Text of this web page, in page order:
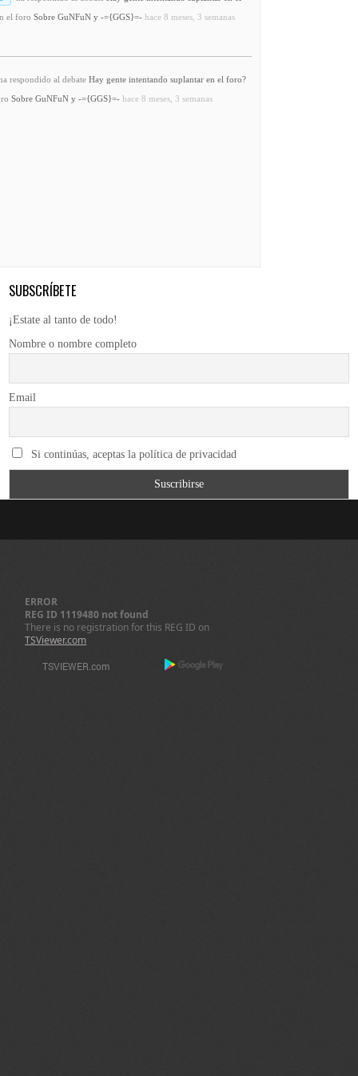
el foro Sobre GuNFuN y -={GGS}=- hace 8 meses, 3 semanas
respondido al debate Hay gente intentando suplantar en el foro?
Sobre GuNFuN y -={GGS}=- hace 8 meses, 3 semanas
SUBSCRÍBETE
¡Estate al tanto de todo!
Nombre o nombre completo
Email
Si continúas, aceptas la política de privacidad
ERROR
REG ID 1119480 not found
There is no registration for this REG ID on
TSViewer.com